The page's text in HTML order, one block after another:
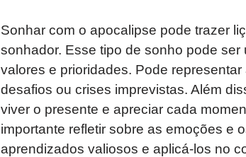
Sonhar com o apocalipse pode trazer
sonhador. Esse tipo de sonho pode
valores e prioridades. Pode
desafios ou crises imprevistas. Além
viver o presente e apreciar cada
importante refletir sobre as emoções e
aprendizados valiosos e aplicá-los no